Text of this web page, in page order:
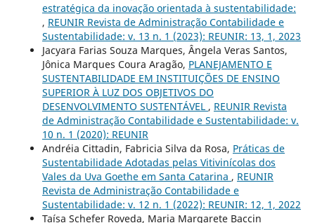
estratégica da inovação orientada à sustentabilidade:
, REUNIR Revista de Administração Contabilidade e
Sustentabilidade: v. 13 n. 1 (2023): REUNIR: 13, 1, 2023
Jacyara Farias Souza Marques, Ângela Veras Santos,
Jônica Marques Coura Aragão, PLANEJAMENTO E
SUSTENTABILIDADE EM INSTITUIÇÕES DE ENSINO
SUPERIOR À LUZ DOS OBJETIVOS DO
DESENVOLVIMENTO SUSTENTÁVEL , REUNIR Revista
de Administração Contabilidade e Sustentabilidade: v.
10 n. 1 (2020): REUNIR
Andréia Cittadin, Fabricia Silva da Rosa, Práticas de
Sustentabilidade Adotadas pelas Vitivinícolas dos
Vales da Uva Goethe em Santa Catarina , REUNIR
Revista de Administração Contabilidade e
Sustentabilidade: v. 12 n. 1 (2022): REUNIR: 12, 1, 2022
Taísa Schefer Roveda, Maria Margarete Baccin